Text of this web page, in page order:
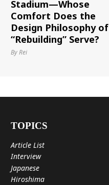
Stadium—Whose
Comfort Does the
Design Philosophy of
“Rebuilding” Serve?
By Rei
TOPICS
Article List
Interview
Japanese
Hiroshima